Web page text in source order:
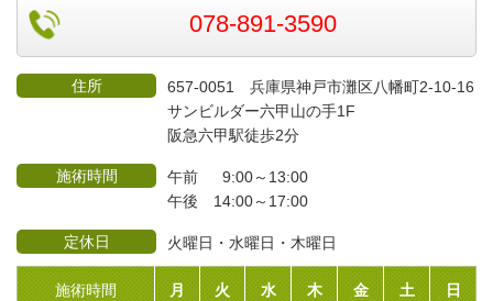
078-891-3590
住所
657-0051 兵庫県神戸市灘区八幡町2-10-16
サンビルダー六甲山の手1F
阪急六甲駅徒歩2分
施術時間
午前 9:00～13:00
午後 14:00～17:00
定休日 火曜日・水曜日・木曜日
施術時間 月 火 水 木 金 土 日